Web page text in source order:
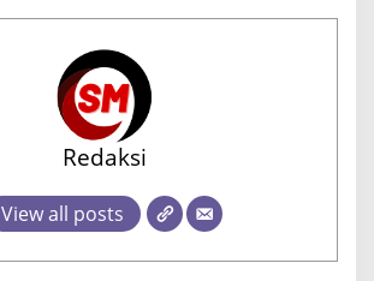
Redaksi
View all posts